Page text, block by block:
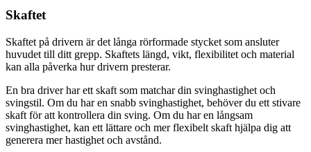
Skaftet
Skaftet på drivern är det långa rörformade stycket som ansluter
huvudet till ditt grepp. Skaftets längd, vikt, flexibilitet och material
kan alla påverka hur drivern presterar.
En bra driver har ett skaft som matchar din svinghastighet och
svingstil. Om du har en snabb svinghastighet, behöver du ett stivare
skaft för att kontrollera din sving. Om du har en långsam
svinghastighet, kan ett lättare och mer flexibelt skaft hjälpa dig att
generera mer hastighet och avstånd.